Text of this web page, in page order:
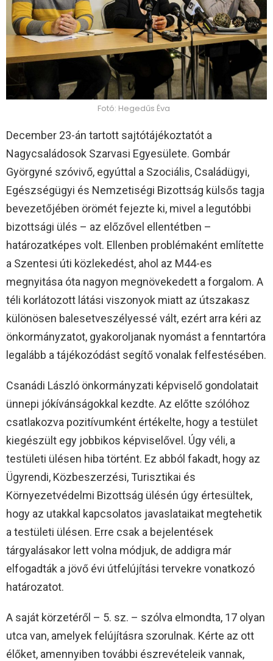
Fotó: Hegedűs Éva
December 23-án tartott sajtótájékoztatót a
Nagycsaládosok Szarvasi Egyesülete. Gombár
Györgyné szóvivő, egyúttal a Szociális, Családügyi,
Egészségügyi és Nemzetiségi Bizottság külsős tagja
bevezetőjében örömét fejezte ki, mivel a legutóbbi
bizottsági ülés – az előzővel ellentétben –
határozatképes volt. Ellenben problémaként említette
a Szentesi úti közlekedést, ahol az M44-es
megnyitása óta nagyon megnövekedett a forgalom. A
téli korlátozott látási viszonyok miatt az útszakasz
különösen balesetveszélyessé vált, ezért arra kéri az
önkormányzatot, gyakoroljanak nyomást a fenntartóra
legalább a tájékozódást segítő vonalak felfestésében.
Csanádi László önkormányzati képviselő gondolatait
ünnepi jókívánságokkal kezdte. Az előtte szólóhoz
csatlakozva pozitívumként értékelte, hogy a testület
kiegészült egy jobbikos képviselővel. Úgy véli, a
testületi ülésen hiba történt. Ez abból fakadt, hogy az
Ügyrendi, Közbeszerzési, Turisztikai és
Környezetvédelmi Bizottság ülésén úgy értesültek,
hogy az utakkal kapcsolatos javaslataikat megtehetik
a testületi ülésen. Erre csak a bejelentések
tárgyalásakor lett volna módjuk, de addigra már
elfogadták a jövő évi útfelújítási tervekre vonatkozó
határozatot.
A saját körzetéről – 5. sz. – szólva elmondta, 17 olyan
utca van, amelyek felújításra szorulnak. Kérte az ott
élőket, amennyiben további észrevételeik vannak,